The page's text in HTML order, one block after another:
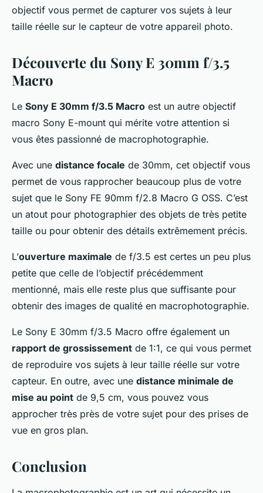
objectif vous permet de capturer vos sujets à leur
taille réelle sur le capteur de votre appareil photo.
Découverte du Sony E 30mm f/3.5
Macro
Le Sony E 30mm f/3.5 Macro est un autre objectif
macro Sony E-mount qui mérite votre attention si
vous êtes passionné de macrophotographie.
Avec une distance focale de 30mm, cet objectif vous
permet de vous rapprocher beaucoup plus de votre
sujet que le Sony FE 90mm f/2.8 Macro G OSS. C’est
un atout pour photographier des objets de très petite
taille ou pour obtenir des détails extrêmement précis.
L’ouverture maximale de f/3.5 est certes un peu plus
petite que celle de l’objectif précédemment
mentionné, mais elle reste plus que suffisante pour
obtenir des images de qualité en macrophotographie.
Le Sony E 30mm f/3.5 Macro offre également un
rapport de grossissement de 1:1, ce qui vous permet
de reproduire vos sujets à leur taille réelle sur votre
capteur. En outre, avec une distance minimale de
mise au point de 9,5 cm, vous pouvez vous
approcher très près de votre sujet pour des prises de
vue en gros plan.
Conclusion